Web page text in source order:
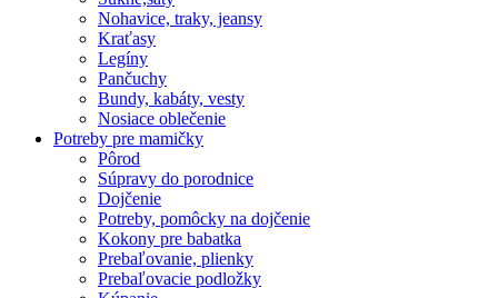
Nohavice, traky, jeansy
Kraťasy
Legíny
Pančuchy
Bundy, kabáty, vesty
Nosiace oblečenie
Potreby pre mamičky
Pôrod
Súpravy do porodnice
Dojčenie
Potreby, pomôcky na dojčenie
Kokony pre babatka
Prebaľovanie, plienky
Prebaľovacie podložky